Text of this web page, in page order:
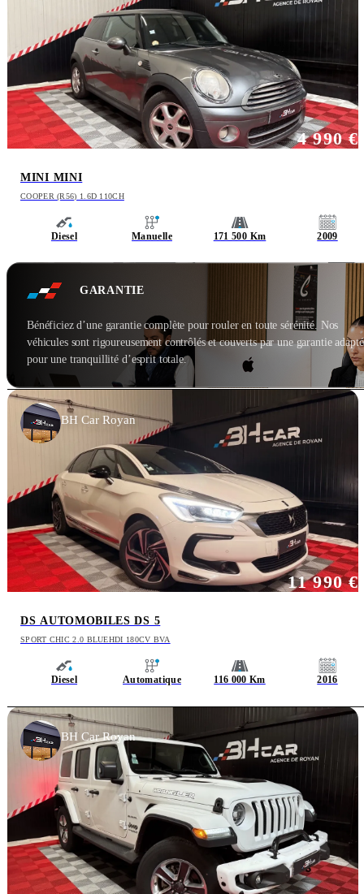
MINI MINI
COOPER (R56) 1.6D 110CH
Diesel Manuelle 171 500 Km 2009
4 990 €
GARANTIE
Bénéficiez d’une garantie complète pour rouler en toute sérénité. Nos
véhicules sont rigoureusement contrôlés et couverts par une garantie
pour une tranquillité d’esprit totale.
DS AUTOMOBILES DS 5
SPORT CHIC 2.0 BLUEHDI 180CV BVA
Diesel Automatique 116 000 Km 2016
11 990 €
BH Car Royan
BH Car Royan